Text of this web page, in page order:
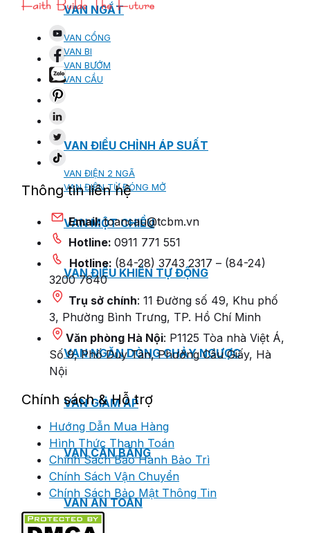
VAN NGẮT
VAN CỔNG
VAN BI
VAN BƯỚM
VAN CẦU
VAN ĐIỀU CHỈNH ÁP SUẤT
VAN ĐIỆN 2 NGÃ
VAN ĐIỆN TỪ ĐÓNG MỞ
VAN MỘT CHIỀU
VAN ĐIỀU KHIỂN TỰ ĐỘNG
VAN NGĂN DÒNG CHẢY NGƯỢC
VAN GIẢM ÁP
VAN CÂN BẰNG
VAN AN TOÀN
Thông tin liên hệ
Email:toancau@tcbm.vn
Hotline: 0911 771 551
Hotline: (84-28) 3743 2317 – (84-24)
3200 7640
Trụ sở chính: 11 Đường số 49, Khu phố
3, Phường Bình Trưng, TP. Hồ Chí Minh
Văn phòng Hà Nội: P1125 Tòa nhà Việt Á,
Số 9, Phố Duy Tân, Phường Cầu Giấy, Hà
Nội
Chính sách & Hỗ trợ
Hướng Dẫn Mua Hàng
Hình Thức Thanh Toán
Chính Sách Bảo Hành Bảo Trì
Chính Sách Vận Chuyển
Chính Sách Bảo Mật Thông Tin